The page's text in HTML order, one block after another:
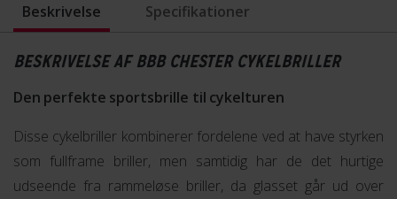
Beskrivelse Specifikationer
BESKRIVELSE AF BBB CHESTER CYKELBRILLER
Den perfekte sportsbrille til cykelturen
Disse cykelbriller kombinerer fordelene ved at have styrken
som fullframe briller, men samtidig har de det hurtige
udseende fra rammeløse briller, da glasset går ud over